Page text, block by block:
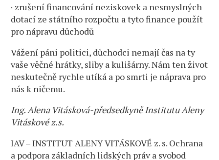
· zrušení financování neziskovek a nesmyslných
dotací ze státního rozpočtu a tyto finance použít
pro nápravu důchodů
Vážení páni politici, důchodci nemají čas na ty
vaše věčné hrátky, sliby a kulišárny. Nám ten život
neskutečně rychle utíká a po smrti je náprava pro
nás k ničemu.
Ing. Alena Vitásková-předsedkyně Institutu Aleny
Vitáskové z.s.
IAV – INSTITUT ALENY VITÁSKOVÉ z. s. Ochrana
a podpora základních lidských práv a svobod